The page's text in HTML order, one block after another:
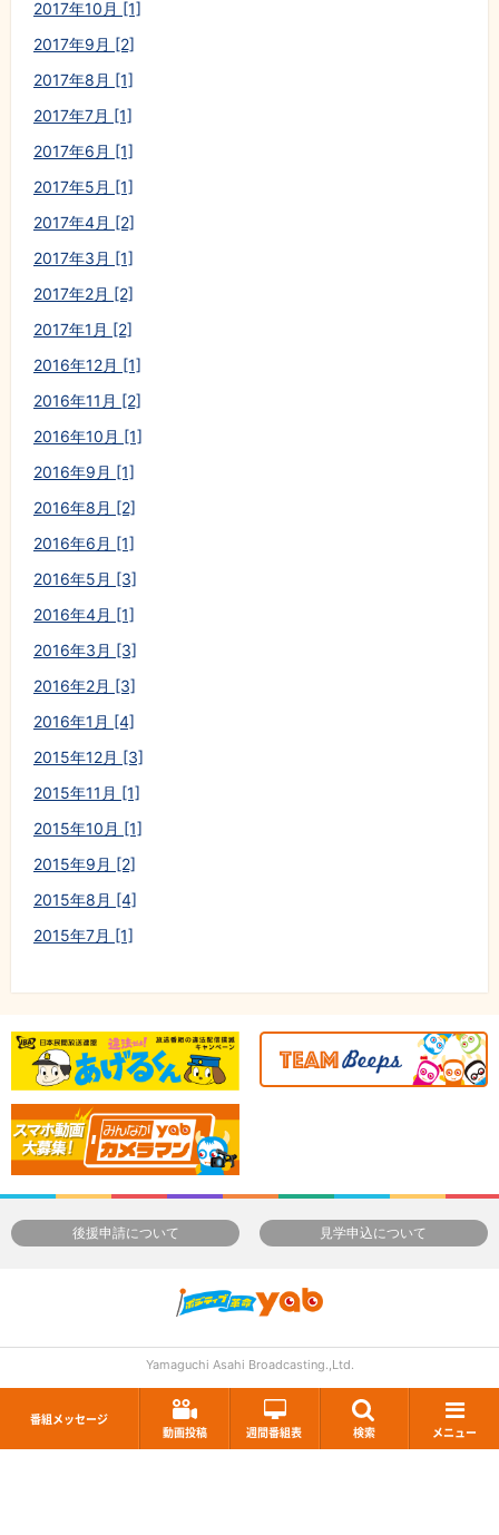
番組メッセージ
動画投稿
週間番組表 検索 メニュー
2017年10月 [1]
2017年9月 [2]
2017年8月 [1]
2017年7月 [1]
2017年6月 [1]
2017年5月 [1]
2017年4月 [2]
2017年3月 [1]
2017年2月 [2]
2017年1月 [2]
2016年12月 [1]
2016年11月 [2]
2016年10月 [1]
2016年9月 [1]
2016年8月 [2]
2016年6月 [1]
2016年5月 [3]
2016年4月 [1]
2016年3月 [3]
2016年2月 [3]
2016年1月 [4]
2015年12月 [3]
2015年11月 [1]
2015年10月 [1]
2015年9月 [2]
2015年8月 [4]
2015年7月 [1]
後援申請について 見学申込について
Yamaguchi Asahi Broadcasting.,Ltd.